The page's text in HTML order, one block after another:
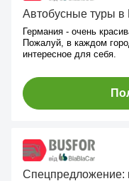
Автобусные туры в
Германия - очень
Пожалуй, в каждом
интересное для себя.
Спецпредложение: